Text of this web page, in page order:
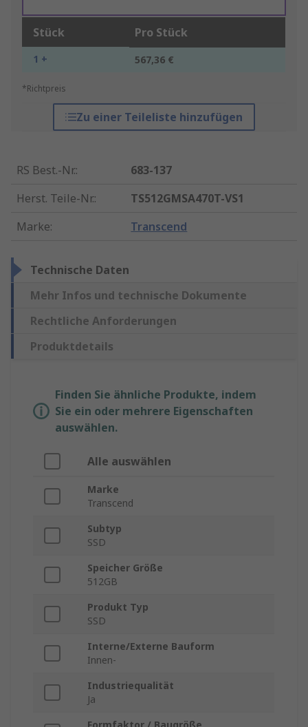
Stück Pro Stück
1 + 567,36 €
*Richtpreis
Zu einer Teileliste hinzufügen
RS Best.-Nr.:
683-137
Herst. Teile-Nr.:
TS512GMSA470T-VS1
Marke: Transcend
Technische Daten
Mehr Infos und technische Dokumente
Rechtliche Anforderungen
Produktdetails
Finden Sie ähnliche Produkte, indem
Sie ein oder mehrere Eigenschaften
auswählen.
Alle auswählen
Marke
Transcend
Subtyp
SSD
Speicher Größe
512GB
Produkt Typ
SSD
Interne/Externe Bauform
Innen-
Industriequalität
Ja